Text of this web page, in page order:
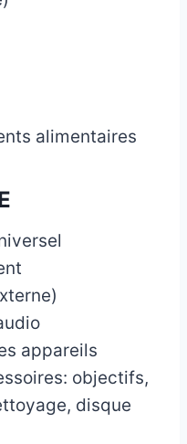
alimentaires
appareils
objectifs,
disque